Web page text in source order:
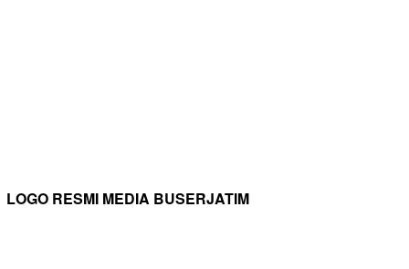
LOGO RESMI MEDIA BUSERJATIM